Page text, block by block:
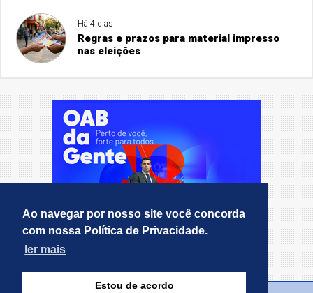
Ao navegar por nosso site você concorda
com nossa Política de Privacidade.
ler mais
Estou de acordo
Há 4 dias
Regras e prazos para material impresso
nas eleições